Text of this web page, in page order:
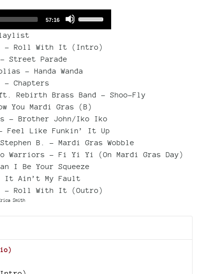
Total
57:16
keys
increase
decrease
volume.
- Roll With It (Intro)
Street Parade
– Handa Wanda
– Chapters
Rebirth Brass Band – Shoo-Fly
You Mardi Gras (B)
– Brother John/Iko Iko
Feel Like Funkin’ It Up
B. – Mardi Gras Wobble
Warriors – Fi Yi Yi (On Mardi Gras Day)
I Be Your Squeeze
It Ain’t My Fault
- Roll With It (Outro)
Smith
)